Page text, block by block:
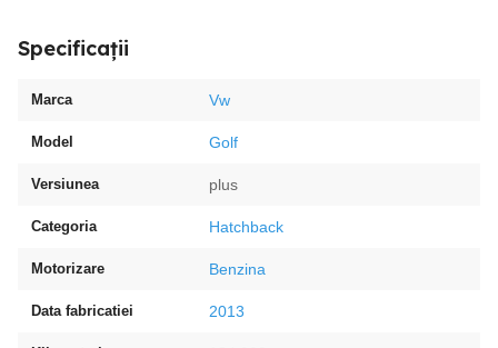
Specificații
Marca Vw
Model Golf
Versiunea plus
Categoria Hatchback
Motorizare Benzina
Data fabricatiei 2013